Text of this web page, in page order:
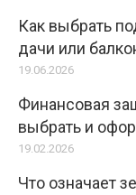
Как выбрать
дачи или
19.06.2026
Финансовая
выбрать и
19.02.2026
Что означает